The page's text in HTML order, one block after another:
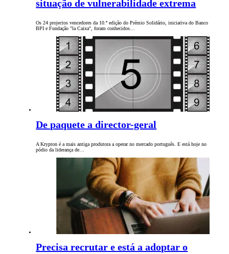
situação de vulnerabilidade extrema
Os 24 projectos vencedores da 10.ª edição do Prémio Solidário, iniciativa do Banco
BPI e Fundação "la Caixa", foram conhecidos…
De paquete a director-geral
A Krypton é a mais antiga produtora a operar no mercado português. E está hoje no
pódio da liderança de…
Precisa recrutar e está a adoptar o